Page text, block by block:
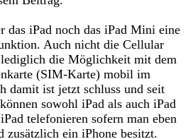
das iPad noch das iPad Mini eine
Auch nicht die Cellular
lediglich die Möglichkeit mit dem
(SIM-Karte) mobil im
damit ist jetzt schluss und seit
sowohl iPad als auch iPad
telefonieren sofern man eben
zusätzlich ein iPhone besitzt.